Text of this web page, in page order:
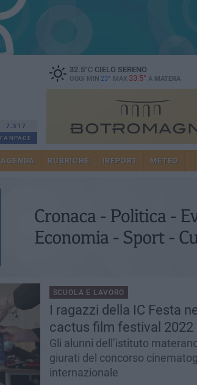
7.517
FANPAGE
32.5°CCIELO SERENO
OGGI MIN 23° MAX 33.5° A MATERA
AGENDA RUBRICHE IREPORT METEO
SCUOLA E LAVORO
I ragazzi della IC Festa
cactus film festival 2022
Gli alunni dell’istituto
giurati del concorso
internazionale